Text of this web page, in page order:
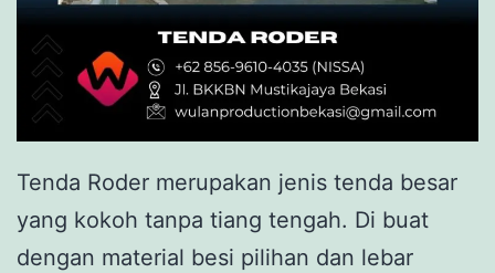
Tenda Roder merupakan jenis tenda besar
yang kokoh tanpa tiang tengah. Di buat
dengan material besi pilihan dan lebar